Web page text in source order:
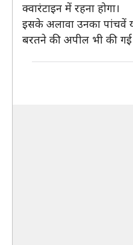
क्वारंटाइन में रहना होगा।
इसके अलावा उनका पांचवें
बरतने की अपील भी की गई